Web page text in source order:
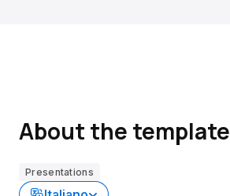
About the template
Presentations